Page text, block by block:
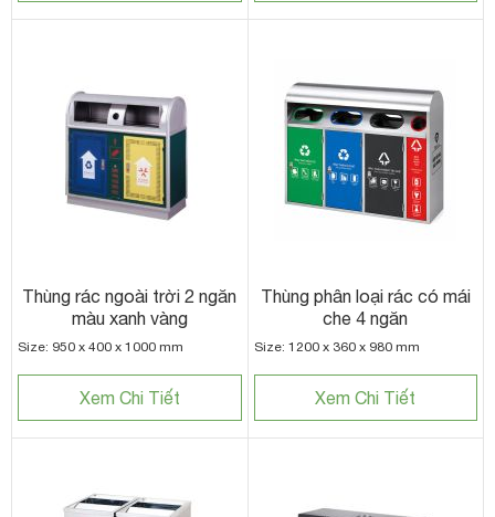
Thùng rác ngoài trời 2 ngăn
màu xanh vàng
Size: 950 x 400 x 1000 mm
Xem Chi Tiết
Thùng phân loại rác có mái
che 4 ngăn
Size: 1200 x 360 x 980 mm
Xem Chi Tiết